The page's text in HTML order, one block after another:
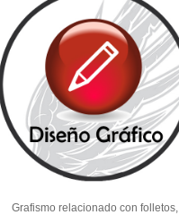
Grafismo relacionado con folletos,